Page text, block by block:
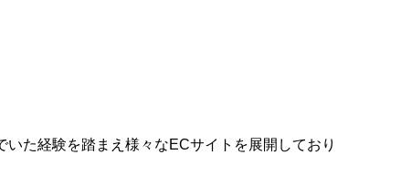
いた経験を踏まえ様々なECサイトを展開しており